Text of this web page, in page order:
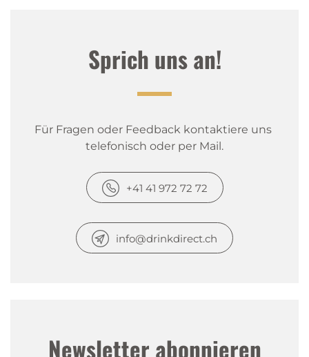
Sprich uns an!
Für Fragen oder Feedback kontaktiere uns
telefonisch oder per Mail.
+41 41 972 72 72
info@drinkdirect.ch
Newsletter abonnieren